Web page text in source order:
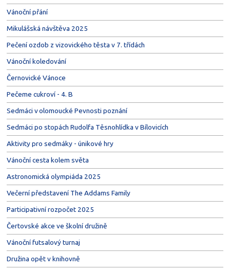
Vánoční přání
Mikulášská návštěva 2025
Pečení ozdob z vizovického těsta v 7. třídách
Vánoční koledování
Černovické Vánoce
Pečeme cukroví - 4. B
Sedmáci v olomoucké Pevnosti poznání
Sedmáci po stopách Rudolfa Těsnohlídka v Bílovicích
Aktivity pro sedmáky - únikové hry
Vánoční cesta kolem světa
Astronomická olympiáda 2025
Večerní představení The Addams Family
Participativní rozpočet 2025
Čertovské akce ve školní družině
Vánoční futsalový turnaj
Družina opět v knihovně